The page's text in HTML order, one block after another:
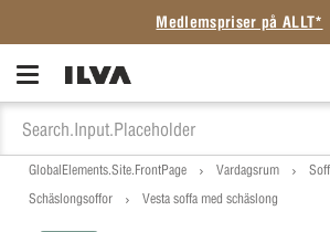
Medlemspriser på ALLT*
GlobalElements.Site.FrontPage Vardagsrum
Schäslongsoffor
Vesta soffa med schäslong